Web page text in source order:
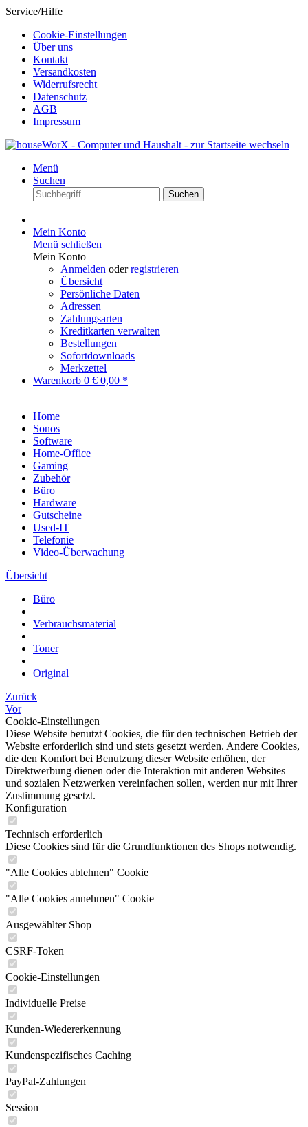
Service/Hilfe
Cookie-Einstellungen
Über uns
Kontakt
Versandkosten
Widerrufsrecht
Datenschutz
AGB
Impressum
Menü
Suchen
Suchen
Mein Konto
Menü schließen
Mein Konto
Anmelden oderregistrieren
Übersicht
Persönliche Daten
Adressen
Zahlungsarten
Kreditkarten verwalten
Bestellungen
Sofortdownloads
Merkzettel
Warenkorb 0 € 0,00 *
Home
Sonos
Software
Home-Office
Gaming
Zubehör
Büro
Hardware
Gutscheine
Used-IT
Telefonie
Video-Überwachung
Übersicht
Büro
Verbrauchsmaterial
Toner
Original
Zurück
Vor
Cookie-Einstellungen
Diese Website benutzt Cookies, die für den technischen Betrieb der
Website erforderlich sind und stets gesetzt werden. Andere Cookies,
die den Komfort bei Benutzung dieser Website erhöhen, der
Direktwerbung dienen oder die Interaktion mit anderen Websites
und sozialen Netzwerken vereinfachen sollen, werden nur mit Ihrer
Zustimmung gesetzt.
Konfiguration
Technisch erforderlich
Diese Cookies sind für die Grundfunktionen des Shops notwendig.
"Alle Cookies ablehnen" Cookie
"Alle Cookies annehmen" Cookie
Ausgewählter Shop
CSRF-Token
Cookie-Einstellungen
Individuelle Preise
Kunden-Wiedererkennung
Kundenspezifisches Caching
PayPal-Zahlungen
Session